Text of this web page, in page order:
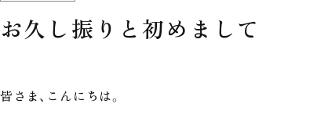
お久し振りと初めまして
皆さま、こんにちは。